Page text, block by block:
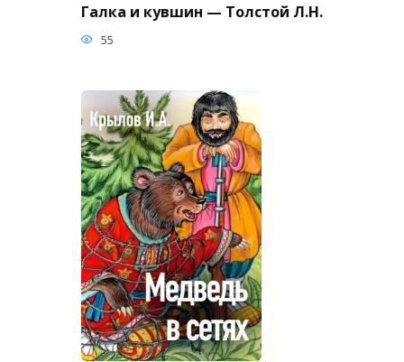
Галка и кувшин — Толстой Л.Н.
55